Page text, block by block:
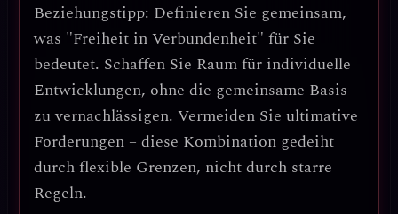
Beziehungstipp: Definieren Sie gemeinsam,
was "Freiheit in Verbundenheit" für Sie
bedeutet. Schaffen Sie Raum für individuelle
Entwicklungen, ohne die gemeinsame Basis
zu vernachlässigen. Vermeiden Sie ultimative
Forderungen – diese Kombination gedeiht
durch flexible Grenzen, nicht durch starre
Regeln.